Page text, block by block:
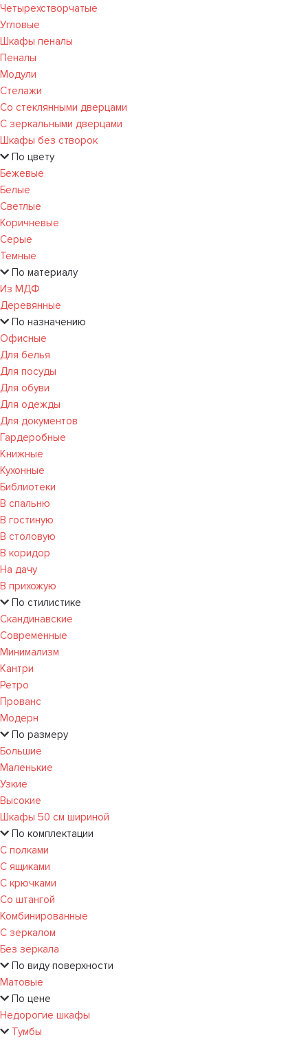
Четырехстворчатые
Угловые
Шкафы пеналы
Пеналы
Модули
Стелажи
Со стеклянными дверцами
С зеркальными дверцами
Шкафы без створок
По цвету
Бежевые
Белые
Светлые
Коричневые
Серые
Темные
По материалу
Из МДФ
Деревянные
По назначению
Офисные
Для белья
Для посуды
Для обуви
Для одежды
Для документов
Гардеробные
Книжные
Кухонные
Библиотеки
В спальню
В гостиную
В столовую
В коридор
На дачу
В прихожую
По стилистике
Скандинавские
Современные
Минимализм
Кантри
Ретро
Прованс
Модерн
По размеру
Большие
Маленькие
Узкие
Высокие
Шкафы 50 см шириной
По комплектации
С полками
С ящиками
С крючками
Со штангой
Комбинированные
С зеркалом
Без зеркала
По виду поверхности
Матовые
По цене
Недорогие шкафы
Тумбы